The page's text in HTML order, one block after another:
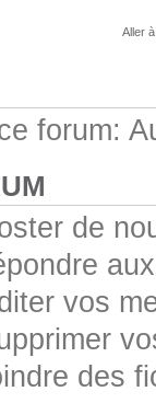
Aller
forum:
de
vos
des